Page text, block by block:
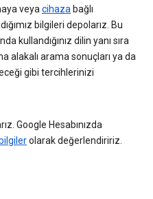
veyacihaza bağlı
bilgileri depolarız. Bu
kullandığınız dilin yanı sıra
alakalı arama sonuçları ya da
gibi tercihlerinizi
Google Hesabınızda
olarak değerlendiririz.